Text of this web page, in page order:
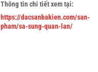
Thông tin chi tiết xem tại:
https://dacsanbakien.com/san-
pham/sa-sung-quan-lan/